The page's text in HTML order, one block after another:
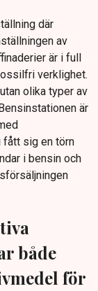
där
av
är i full
verklighet.
olika typer av
är
fått sig en törn
i bensin och
både
för